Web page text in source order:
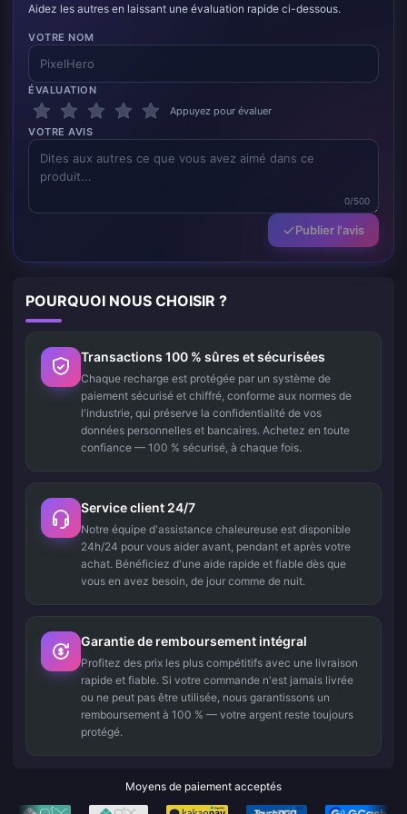
Aidez les autres en laissant une évaluation rapide ci-dessous.
VOTRE NOM
ÉVALUATION
Appuyez pour évaluer
VOTRE AVIS
0/500
Publier l'avis
POURQUOI NOUS CHOISIR ?
Transactions 100 % sûres et sécurisées
Chaque recharge est protégée par un système de
paiement sécurisé et chiffré, conforme aux normes de
l'industrie, qui préserve la confidentialité de vos
données personnelles et bancaires. Achetez en toute
confiance — 100 % sécurisé, à chaque fois.
Service client 24/7
Notre équipe d'assistance chaleureuse est disponible
24h/24 pour vous aider avant, pendant et après votre
achat. Bénéficiez d'une aide rapide et fiable dès que
vous en avez besoin, de jour comme de nuit.
Garantie de remboursement intégral
Profitez des prix les plus compétitifs avec une livraison
rapide et fiable. Si votre commande n'est jamais livrée
ou ne peut pas être utilisée, nous garantissons un
remboursement à 100 % — votre argent reste toujours
protégé.
Moyens de paiement acceptés